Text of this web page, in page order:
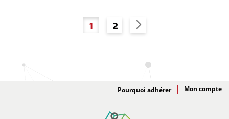
Page
1 Page
2
Adhésion
Pourquoi adhérer